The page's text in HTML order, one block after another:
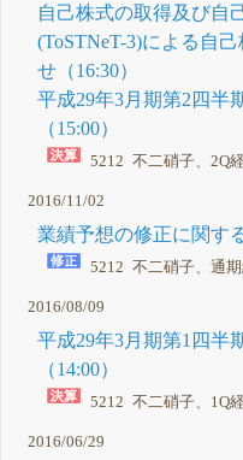
自己株式の取得及び自
(ToSTNeT-3)による自
せ（16:30）
平成29年3月期第2四半
（15:00）
5212 不二硝子、2Q
2016/11/02
業績予想の修正に関す
5212 不二硝子、通
2016/08/09
平成29年3月期第1四半
（14:00）
5212 不二硝子、1Q
2016/06/29